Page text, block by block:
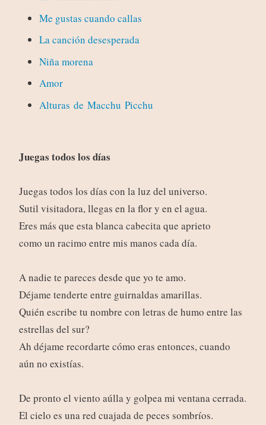
Me gustas cuando callas
La canción desesperada
Niña morena
Amor
Alturas de Macchu Picchu
Juegas todos los días
Juegas todos los días con la luz del universo.
Sutil visitadora, llegas en la flor y en el agua.
Eres más que esta blanca cabecita que aprieto
como un racimo entre mis manos cada día.
A nadie te pareces desde que yo te amo.
Déjame tenderte entre guirnaldas amarillas.
Quién escribe tu nombre con letras de humo entre las
estrellas del sur?
Ah déjame recordarte cómo eras entonces, cuando
aún no existías.
De pronto el viento aúlla y golpea mi ventana cerrada.
El cielo es una red cuajada de peces sombríos.